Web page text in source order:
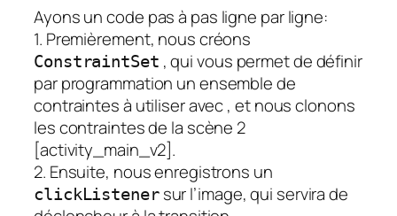
Ayons un code pas à pas ligne par ligne:
1. Premièrement, nous créons
ConstraintSet , qui vous permet de définir
par programmation un ensemble de
contraintes à utiliser avec, et nous clonons
les contraintes de la scène 2
[activity_main_v2].
2. Ensuite, nous enregistrons un
clickListenersur l’image, qui servira de